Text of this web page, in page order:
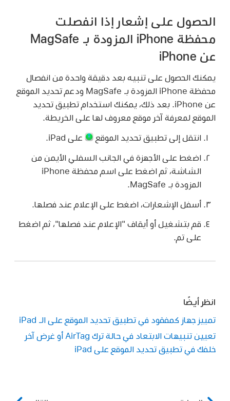
الحصول على إشعار إذا انفصلت
محفظة iPhone المزودة بـ MagSafe
عن iPhone
يمكنك الحصول على تنبيه بعد دقيقة واحدة من انفصال
محفظة iPhone المزودة بـ MagSafe ودعم تحديد الموقع
عن iPhone. بعد ذلك، يمكنك استخدام تطبيق تحديد
الموقع لمعرفة آخر موقع معروف لها على الخريطة.
انتقل إلى تطبيق تحديد الموقع على iPad.
اضغط على الأجهزة في الجانب السفلي الأيمن من
الشاشة، ثم اضغط على اسم محفظة iPhone
المزودة بـ MagSafe.
أسفل الإشعارات، اضغط على الإعلام عند فصلها.
قم بتشغيل أو أيقاف "الإعلام عند فصلها"، ثم اضغط
على تم.
انظر أيضًا
تمييز جهاز كمفقود في تطبيق تحديد الموقع على الـ iPad
تعيين تنبيهات الابتعاد في حالة ترك AirTag أو غرض آخر
خلفك في تطبيق تحديد الموقع على iPad